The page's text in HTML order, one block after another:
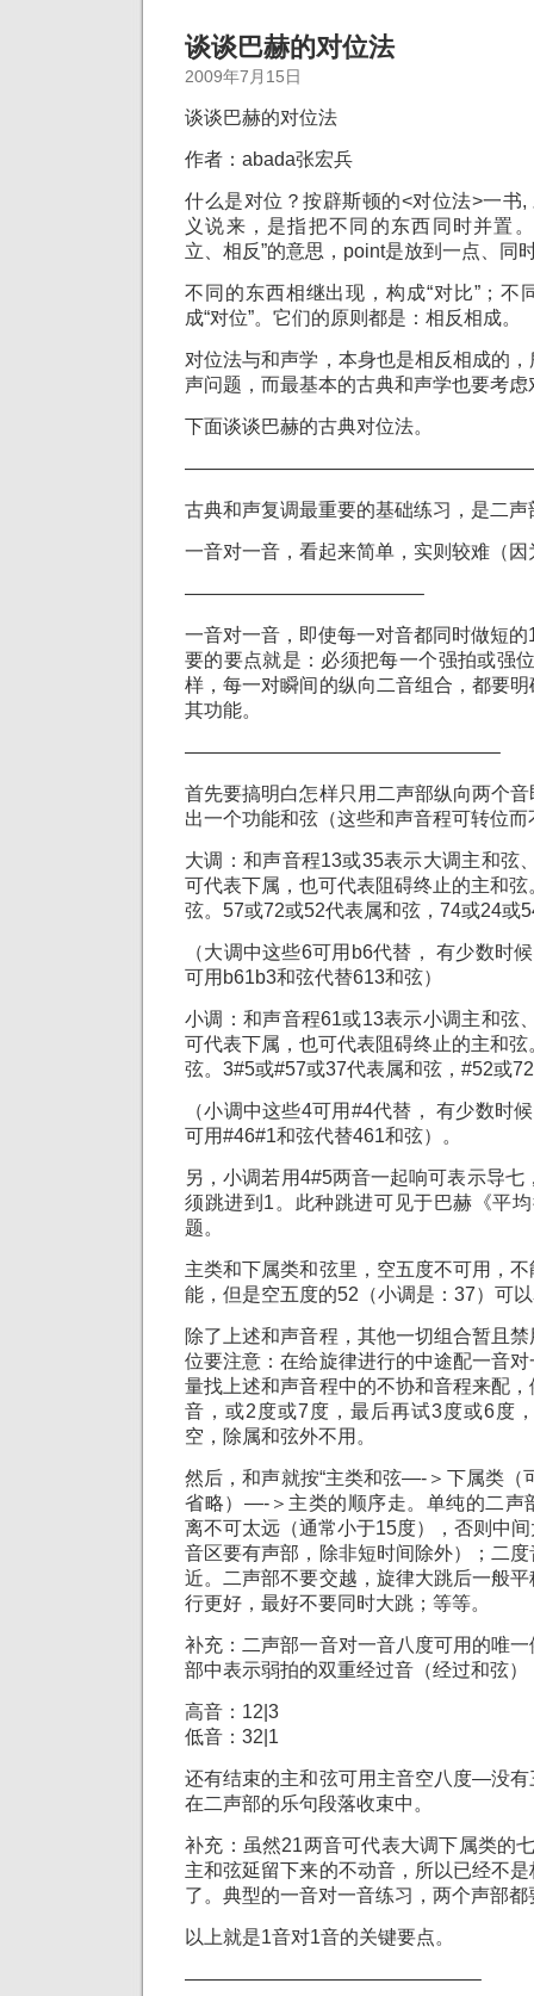
谈谈巴赫的对位法
2009年7月15日
谈谈巴赫的对位法
作者：abada张宏兵
什么是对位？按辟斯顿的<对位法>一书,
义说来，是指把不同的东西同时并置
立、相反”的意思，point是放到一点、同
不同的东西相继出现，构成“对比”；不
成“对位”。它们的原则都是：相反相成。
对位法与和声学，本身也是相反相成的
声问题，而最基本的古典和声学也要考虑
下面谈谈巴赫的古典对位法。
古典和声复调最重要的基础练习，是二声
一音对一音，看起来简单，实则较难（
————————————–
一音对一音，即使每一对音都同时做短
要的要点就是：必须把每一个强拍或强
样，每一对瞬间的纵向二音组合，都要
其功能。
————————————————–
首先要搞明白怎样只用二声部纵向两个
出一个功能和弦（这些和声音程可转位
大调：和声音程13或35表示大调主和弦
可代表下属，也可代表阻碍终止的主和
弦。57或72或52代表属和弦，74或24或
（大调中这些6可用b6代替， 有少数时
可用b61b3和弦代替613和弦）
小调：和声音程61或13表示小调主和弦
可代表下属，也可代表阻碍终止的主和
弦。3#5或#57或37代表属和弦，#52或
（小调中这些4可用#4代替， 有少数时
可用#46#1和弦代替461和弦）。
另，小调若用4#5两音一起响可表示导七
须跳进到1。此种跳进可见于巴赫《平
题。
主类和下属类和弦里，空五度不可用，
能，但是空五度的52（小调是：37）可
除了上述和声音程，其他一切组合暂且
位要注意：在给旋律进行的中途配一音
量找上述和声音程中的不协和音程来配
音，或2度或7度，最后再试3度或6度
空，除属和弦外不用。
然后，和声就按“主类和弦—-＞下属类
省略）—-＞主类的顺序走。单纯的二声
离不可太远（通常小于15度），否则中
音区要有声部，除非短时间除外）；二
近。二声部不要交越，旋律大跳后一般
行更好，最好不要同时大跳；等等。
补充：二声部一音对一音八度可用的唯
部中表示弱拍的双重经过音（经过和弦）
高音：12|3
低音：32|1
还有结束的主和弦可用主音空八度—没
在二声部的乐句段落收束中。
补充：虽然21两音可代表大调下属类的
主和弦延留下来的不动音，所以已经不
了。典型的一音对一音练习，两个声部
以上就是1音对1音的关键要点。
———————————————–